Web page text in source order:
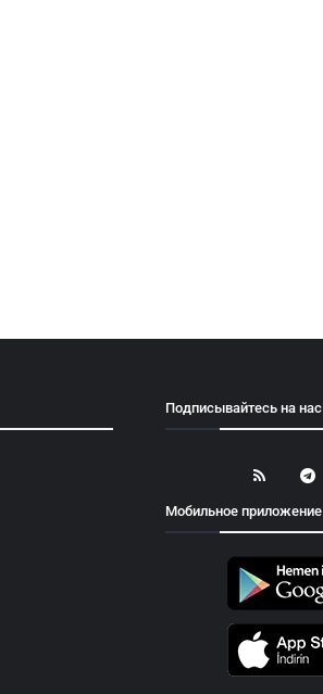
Подписывайтесь на нас
Мобильное приложение